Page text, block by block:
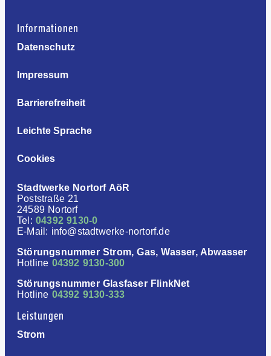
Informationen
Datenschutz
Impressum
Barrierefreiheit
Leichte Sprache
Cookies
Stadtwerke Nortorf AöR
Poststraße 21
24589 Nortorf
Tel: 04392 9130-0
E-Mail: info@stadtwerke-nortorf.de
Störungsnummer Strom, Gas, Wasser, Abwasser
Hotline 04392 9130-300
Störungsnummer Glasfaser FlinkNet
Hotline 04392 9130-333
Leistungen
Strom